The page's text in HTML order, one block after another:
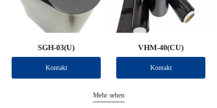
SGH-03(U)
Kontakt
VHM-40(CU)
Kontakt
Mehr sehen